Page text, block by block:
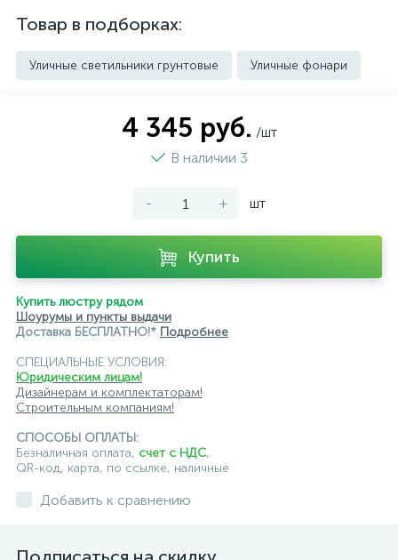
Товар в подборках:
Уличные светильники грунтовые Уличные фонари
4 345 руб. /шт
В наличии 3
- + шт
Купить
Купить люстру рядом
Шоурумы и пункты выдачи
Доставка БЕСПЛАТНО!* Подробнее
СПЕЦИАЛЬНЫЕ УСЛОВИЯ:
Юридическим лицам!
Дизайнерам и комплектаторам!
Строительным компаниям!
СПОСОБЫ ОПЛАТЫ:
Безналичная оплата, счет с НДС,
QR-код, карта, по ссылке, наличные
Добавить к сравнению